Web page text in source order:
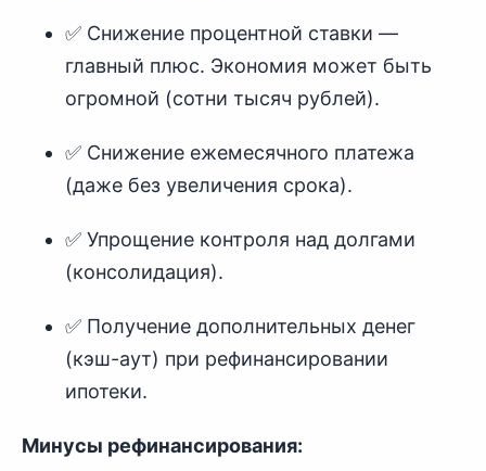
✅ Снижение процентной ставки —
главный плюс. Экономия может быть
огромной (сотни тысяч рублей).
✅ Снижение ежемесячного платежа
(даже без увеличения срока).
✅ Упрощение контроля над долгами
(консолидация).
✅ Получение дополнительных денег
(кэш-аут) при рефинансировании
ипотеки.
Минусы рефинансирования: